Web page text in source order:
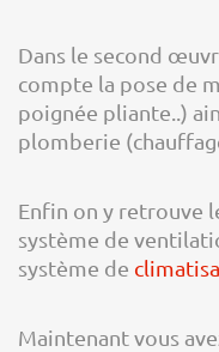
Dans le second
compte la pose de
poignée pliante..)
plomberie
Enfin on y retrouve
système de
système de
Maintenant vous